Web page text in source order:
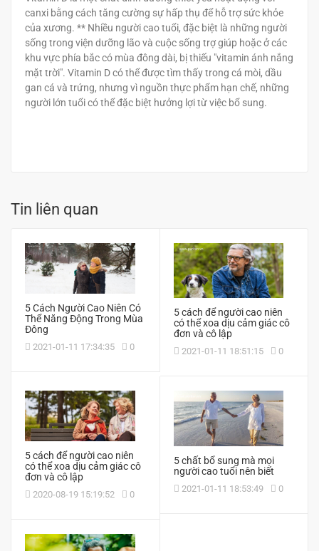
canxi bằng cách tăng cường sự hấp thụ để hỗ trợ sức khỏe
của xương. ** Nhiều người cao tuổi, đặc biệt là những người
sống trong viện dưỡng lão và cuộc sống trợ giúp hoặc ở các
khu vực phía bắc có mùa đông dài, bị thiếu "vitamin ánh nắng
mặt trời". Vitamin D có thể được tìm thấy trong cá mòi, dầu
gan cá và trứng, nhưng vì nguồn thực phẩm hạn chế, những
người lớn tuổi có thể đặc biệt hưởng lợi từ việc bổ sung.
Tin liên quan
5 Cách Người Cao Niên Có
Thể Năng Động Trong Mùa
Đông
2021-01-11 17:34:35 0
5 cách để người cao niên
có thể xoa dịu cảm giác cô
đơn và cô lập
2021-01-11 18:51:15 0
5 cách để người cao niên
có thể xoa dịu cảm giác cô
đơn và cô lập
2020-08-19 15:19:52 0
5 chất bổ sung mà mọi
người cao tuổi nên biết
2021-01-11 18:53:49 0